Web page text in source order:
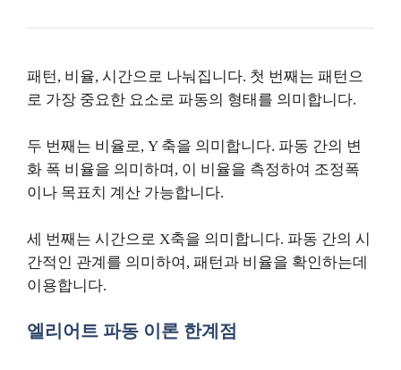
패턴, 비율, 시간으로 나눠집니다. 첫 번째는 패턴으
로 가장 중요한 요소로 파동의 형태를 의미합니다.
두 번째는 비율로, Y 축을 의미합니다. 파동 간의 변
화 폭 비율을 의미하며, 이 비율을 측정하여 조정폭
이나 목표치 계산 가능합니다.
세 번째는 시간으로 X축을 의미합니다. 파동 간의 시
간적인 관계를 의미하여, 패턴과 비율을 확인하는데
이용합니다.
엘리어트 파동 이론 한계점